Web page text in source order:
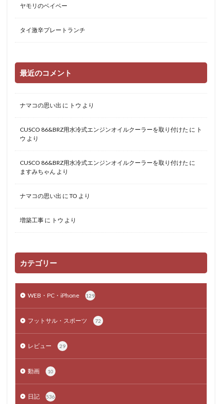
ヤモリのベイベー
タイ激辛プレートランチ
最近のコメント
ナマコの思い出 に トウ より
CUSCO 86&BRZ用水冷式エンジンオイルクーラーを取り付けた に ト
ウ より
CUSCO 86&BRZ用水冷式エンジンオイルクーラーを取り付けた に
ますみちゃん より
ナマコの思い出 に TO より
増築工事 に トウ より
カテゴリー
WEB・PC・iPhone 129
フットサル・スポーツ 72
レビュー 29
動画 10
日記 536